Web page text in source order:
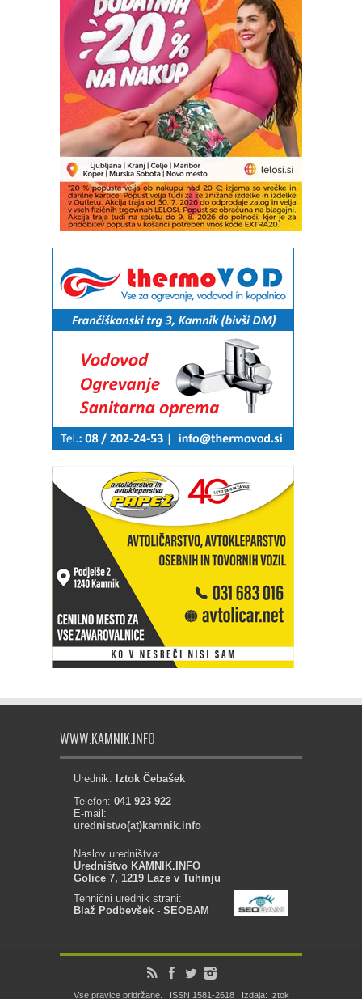
WWW.KAMNIK.INFO
Urednik: Iztok Čebašek
Telefon: 041 923 922
E-mail:
urednistvo(at)kamnik.info
Naslov uredništva:
Uredništvo KAMNIK.INFO
Golice 7, 1219 Laze v Tuhinju
Tehnični urednik strani:
Blaž Podbevšek - SEOBAM
Vse pravice pridržane. | ISSN 1581-2618 | Izdaja: Iztok